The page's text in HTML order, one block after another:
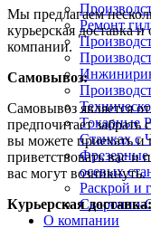
Ремонт
Токарные
Станках с
Фрезерные
осевых
Раскрой и
Сварочно-
О компании
Мы предлагаем
курьерская доставка
компании.
Самовывоз:
Самовывоз является
предпочитает забрать
вы можете приехать
приветствовать вас
вас могут возникнуть.
Курьерская доставка: